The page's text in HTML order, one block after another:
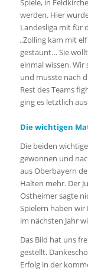
Spiele, in
werden. Hier
Landesliga mit für
„Zolling kam mit
gestaunt… Sie
einmal wissen.
und musste nach
Rest des Teams
ging es letztlich
Die wichtigen
Die beiden
gewonnen und
aus Oberbayern
Halten mehr. Der
Ostheimer sagte
Spielern haben
im nächsten Jahr
Das Bild hat uns
gestellt.
Erfolg in der